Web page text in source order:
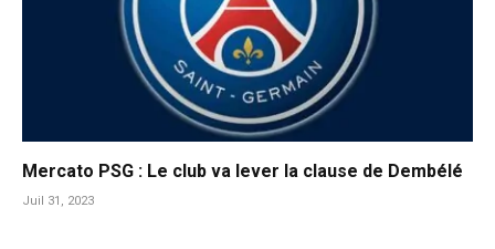
Mercato PSG : Le club va lever la clause de Dembélé
Juil 31, 2023